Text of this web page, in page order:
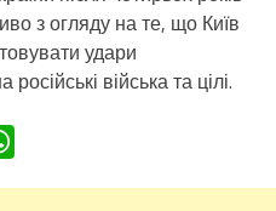
з огляду на те, що Київ
удари
війська та цілі.